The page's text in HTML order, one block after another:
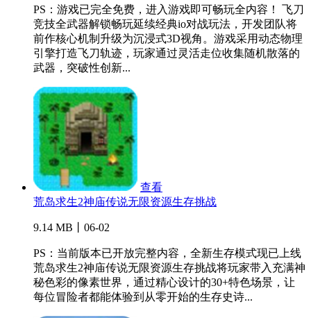
PS：游戏已完全免费，进入游戏即可畅玩全内容！ 飞刀
竞技全武器解锁畅玩延续经典io对战玩法，开发团队将
前作核心机制升级为沉浸式3D视角。游戏采用动态物理
引擎打造飞刀轨迹，玩家通过灵活走位收集随机散落的
武器，突破性创新...
查看
荒岛求生2神庙传说无限资源生存挑战
9.14 MB丨06-02
PS：当前版本已开放完整内容，全新生存模式现已上线
荒岛求生2神庙传说无限资源生存挑战将玩家带入充满神
秘色彩的像素世界，通过精心设计的30+特色场景，让
每位冒险者都能体验到从零开始的生存史诗...